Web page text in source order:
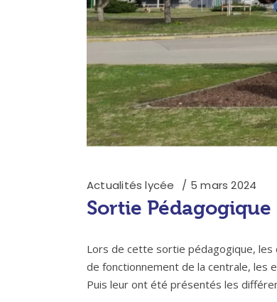
Actualités lycée 5 mars 2024
Sortie
Lors de cette sortie pédagogique, les
de fonctionnement de la centrale, les
Puis leur ont été présentés les